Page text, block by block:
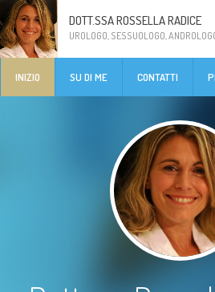
DOTT.SSA ROSSELLA RADICE
UROLOGO, SESSUOLOGO,
INIZIO SU DI ME CONTATTI